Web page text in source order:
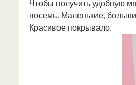
Чтобы получить удобную
восемь. Маленькие,
Красивое покрывало.